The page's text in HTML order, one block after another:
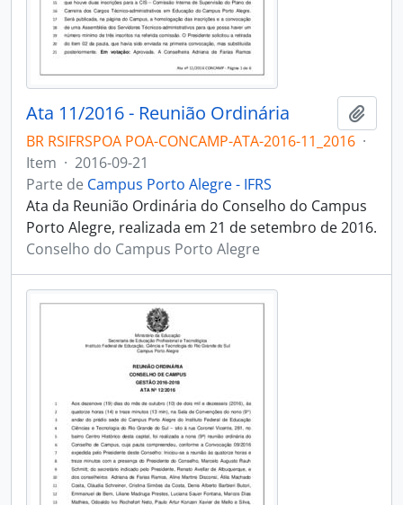
Ata 11/2016 - Reunião Ordinária
BR RSIFRSPOA POA-CONCAMP-ATA-2016-11_2016 ·
Item · 2016-09-21
Parte de Campus Porto Alegre - IFRS
Ata da Reunião Ordinária do Conselho do Campus
Porto Alegre, realizada em 21 de setembro de 2016.
Conselho do Campus Porto Alegre